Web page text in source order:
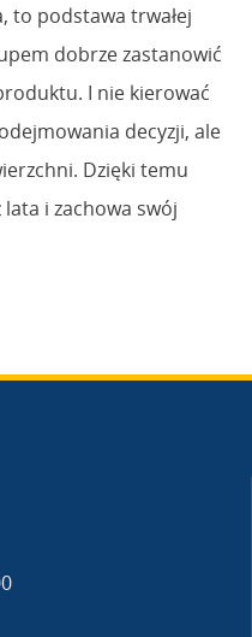
to podstawa trwałej
dobrze zastanowić
I nie kierować
decyzji, ale
Dzięki temu
lata i zachowa swój